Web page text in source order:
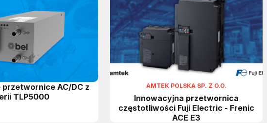
AC/DC z
TLP5000
AMTEK POLSKA SP. Z O.O.
Innowacyjna przetwornica
częstotliwości Fuji Electric - Frenic
ACE E3